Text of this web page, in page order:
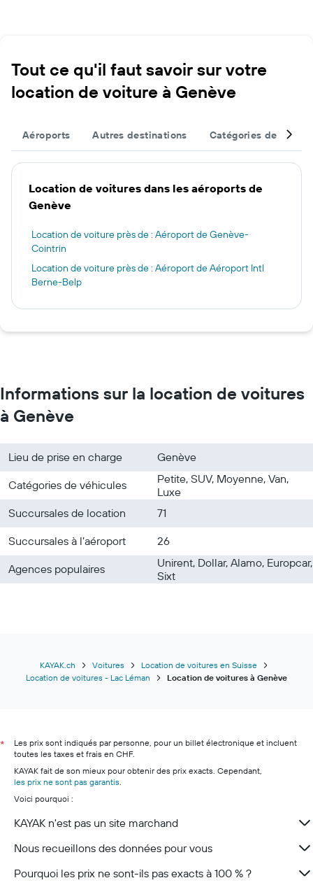
Tout ce qu'il faut savoir sur votre
location de voiture à Genève
Aéroports Autres destinations Catégories de
Location de voitures dans les aéroports de
Genève
Location de voiture près de : Aéroport de Genève-
Cointrin
Location de voiture près de : Aéroport de Aéroport Intl
Berne-Belp
Informations sur la location de voitures
à Genève
Lieu de prise en charge
Genève
Catégories de véhicules
Petite, SUV, Moyenne, Van,
Luxe
Succursales de location
71
Succursales à l’aéroport
26
Agences populaires
Unirent, Dollar, Alamo, Europcar,
Sixt
KAYAK.ch Voitures
Location de voitures en Suisse
Location de voitures - Lac Léman
Location de voitures à Genève
*
Les prix sont indiqués par personne, pour un billet électronique et incluent
toutes les taxes et frais en CHF.
KAYAK fait de son mieux pour obtenir des prix exacts. Cependant,
les prix ne sont pas garantis
Voici pourquoi :
KAYAK n'est pas un site marchand
Nous recueillons des données pour vous
Pourquoi les prix ne sont-ils pas exacts à 100 % ?